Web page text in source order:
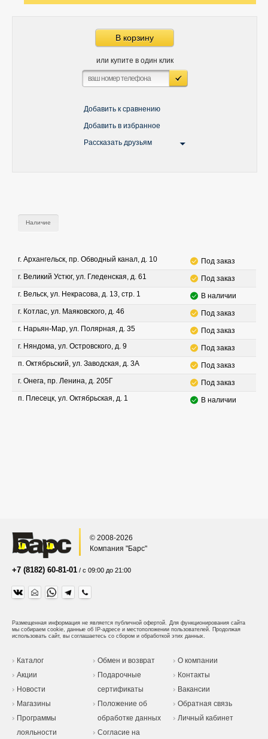
В корзину
или купите в один клик
Добавить к сравнению
Добавить в избранное
Рассказать друзьям
Наличие
г. Архангельск, пр. Обводный канал, д. 10
Под заказ
г. Великий Устюг, ул. Гледенская, д. 61
Под заказ
г. Вельск, ул. Некрасова, д. 13, стр. 1
В наличии
г. Котлас, ул. Маяковского, д. 46
Под заказ
г. Нарьян-Мар, ул. Полярная, д. 35
Под заказ
г. Няндома, ул. Островского, д. 9
Под заказ
п. Октябрьский, ул. Заводская, д. 3А
Под заказ
г. Онега, пр. Ленина, д. 205Г
Под заказ
п. Плесецк, ул. Октябрьская, д. 1
В наличии
© 2008-2026
Компания "Барс"
+7 (8182) 60-81-01 / с 09:00 до 21:00
Размещенная информация не является публичной офертой. Для функционирования сайта
мы собираем cookie, данные об IP-адресе и местоположении пользователей. Продолжая
использовать сайт, вы соглашаетесь со сбором и обработкой этих данных.
Каталог
Акции
Новости
Магазины
Программы
лояльности
Обмен и возврат
Подарочные
сертификаты
Положение об
обработке данных
Согласие на
О компании
Контакты
Вакансии
Обратная связь
Личный кабинет